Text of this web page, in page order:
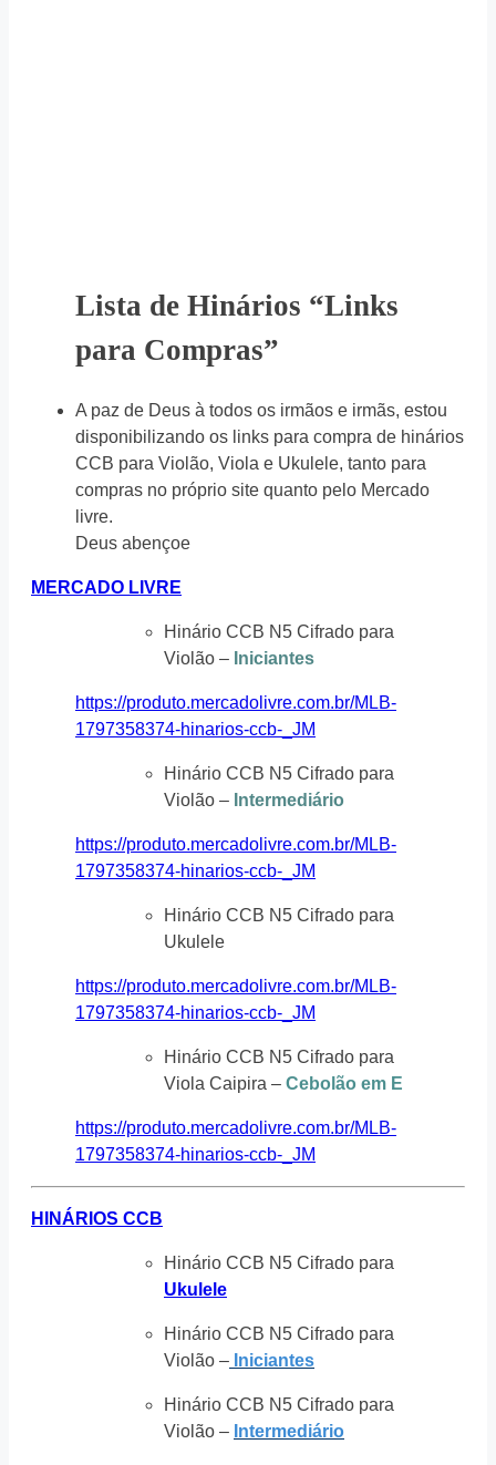
Lista de Hinários “Links
para Compras”
A paz de Deus à todos os irmãos e irmãs, estou
disponibilizando os links para compra de hinários
CCB para Violão, Viola e Ukulele, tanto para
compras no próprio site quanto pelo Mercado
livre.
Deus abençoe
MERCADO LIVRE
Hinário CCB N5 Cifrado para
Violão – Iniciantes
https://produto.mercadolivre.com.br/MLB-
1797358374-hinarios-ccb-_JM
Hinário CCB N5 Cifrado para
Violão – Intermediário
https://produto.mercadolivre.com.br/MLB-
1797358374-hinarios-ccb-_JM
Hinário CCB N5 Cifrado para
Ukulele
https://produto.mercadolivre.com.br/MLB-
1797358374-hinarios-ccb-_JM
Hinário CCB N5 Cifrado para
Viola Caipira – Cebolão em E
https://produto.mercadolivre.com.br/MLB-
1797358374-hinarios-ccb-_JM
HINÁRIOS CCB
Hinário CCB N5 Cifrado para
Ukulele
Hinário CCB N5 Cifrado para
Violão – Iniciantes
Hinário CCB N5 Cifrado para
Violão – Intermediário